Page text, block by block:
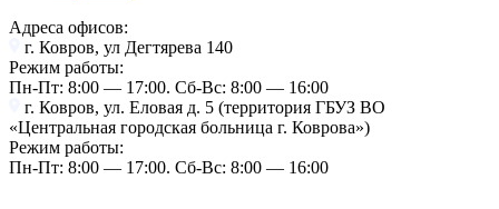
Адреса офисов:
г. Ковров, ул Дегтярева 140
Режим работы:
Пн-Пт: 8:00 — 17:00. Cб-Вс: 8:00 — 16:00
г. Ковров, ул. Еловая д. 5 (территория ГБУЗ ВО
«Центральная городская больница г. Коврова»)
Режим работы:
Пн-Пт: 8:00 — 17:00. Cб-Вс: 8:00 — 16:00